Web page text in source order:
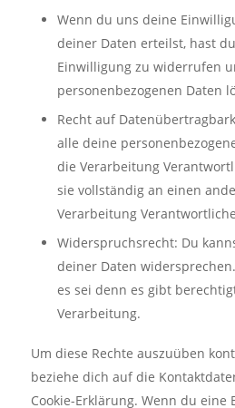
Wenn du uns deine
deiner Daten erteilst, hast
Einwilligung zu widerrufen
personenbezogenen Daten
Recht auf
alle deine
die Verarbeitung
sie vollständig an einen
Verarbeitung
Widerspruchsrecht: Du
deiner Daten
es sei denn es gibt
Verarbeitung.
Um diese Rechte auszuüben
beziehe dich auf die
Cookie-Erklärung. Wenn du eine